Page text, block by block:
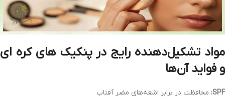
مواد تشکیل‌دهنده رایج در پنکیک‌ های کره‌ ای
و فواید آن‌ها
SPF: محافظت در برابر اشعه‌های مضر آفتاب